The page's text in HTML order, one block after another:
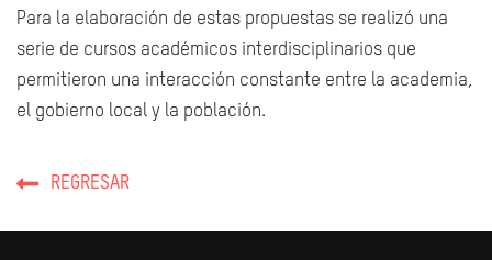
Para la elaboración de estas propuestas se realizó una
serie de cursos académicos interdisciplinarios que
permitieron una interacción constante entre la academia,
el gobierno local y la población.
REGRESAR